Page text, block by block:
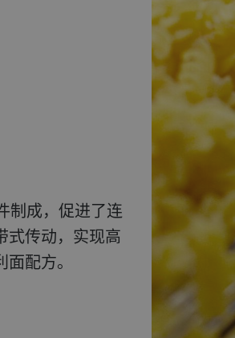
制成，促进了连
式传动，实现高
配方。